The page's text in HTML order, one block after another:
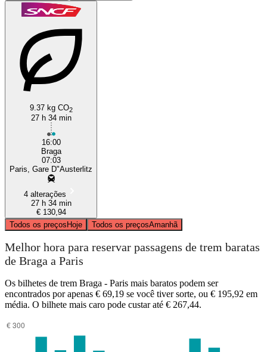
Braga
9.37 kg CO2
27 h 34 min
16:00
Braga
07:03
Paris, Gare D"Austerlitz
4 alterações
27 h 34 min
€ 130,94
Todos os preçosHoje Todos os preçosAmanhã
Melhor hora para reservar passagens de trem baratas
de Braga a Paris
Os bilhetes de trem Braga - Paris mais baratos podem ser
encontrados por apenas € 69,19 se você tiver sorte, ou € 195,92 em
média. O bilhete mais caro pode custar até € 267,44.